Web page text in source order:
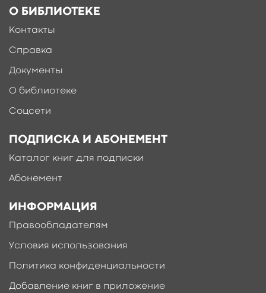
О БИБЛИОТЕКЕ
Контакты
Справка
Документы
О библиотеке
Соцсети
ПОДПИСКА И АБОНЕМЕНТ
Каталог книг для подписки
Абонемент
ИНФОРМАЦИЯ
Правообладателям
Условия использования
Политика конфиденциальности
Добавление книг в приложение